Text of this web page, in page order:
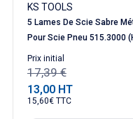
KS TOOLS
5 Lames De Scie Sabre
Pour Scie Pneu 515.3000
Prix
13,00 HT
15,60€ TTC
Prix ​​initial
17,39 €